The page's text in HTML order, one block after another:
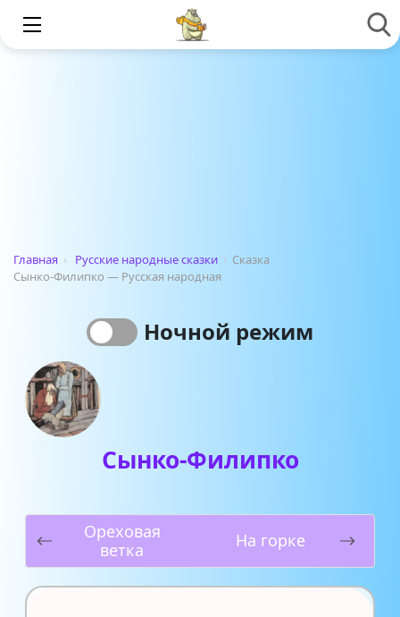
Главная › Русские народные сказки › Сказка
Сынко-Филипко — Русская народная
Ночной режим
Сынко-Филипко
Ореховая
ветка
На горке